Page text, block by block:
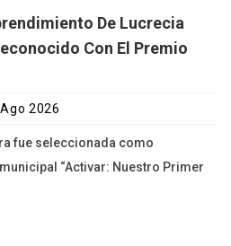
De Lucrecia
Con El Premio
2026
fue seleccionada como
“Activar: Nuestro Primer